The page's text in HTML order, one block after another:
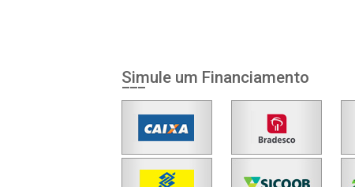
Simule um Financiamento